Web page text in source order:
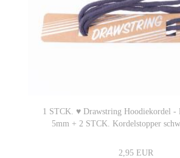
1 STCK. ♥ Drawstring Hoodiekordel -
5mm + 2 STCK. Kordelstopper
2,95 EUR